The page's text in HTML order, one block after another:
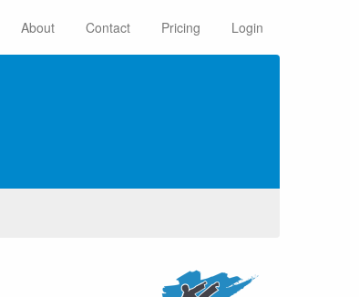
About Contact Pricing Login